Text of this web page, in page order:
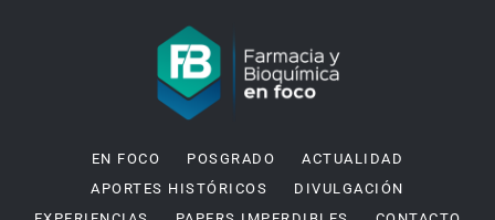
EN FOCO POSGRADO
ACTUALIDAD
APORTES HISTÓRICOS
DIVULGACIÓN